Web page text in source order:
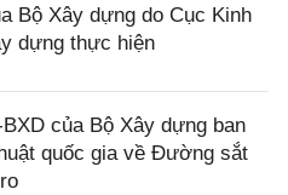
Bộ Xây dựng do Cục Kinh
dựng thực hiện
của Bộ Xây dựng ban
quốc gia về Đường sắt